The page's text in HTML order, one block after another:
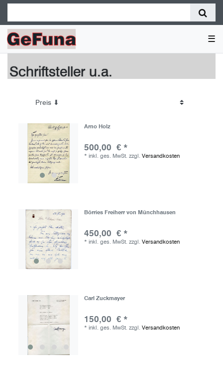
☰
Schriftsteller u.a.
Arno Holz
500,00 € *
* inkl. ges. MwSt. zzgl. Versandkosten
Börries Freiherr von Münchhausen
450,00 € *
* inkl. ges. MwSt. zzgl. Versandkosten
Carl Zuckmayer
150,00 € *
* inkl. ges. MwSt. zzgl. Versandkosten